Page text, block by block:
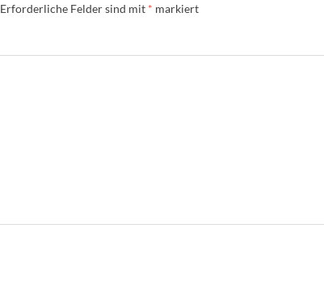
Erforderliche Felder sind mit * markiert